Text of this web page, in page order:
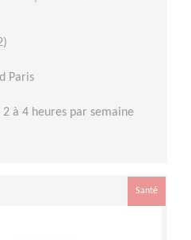
Paris
2 à 4 heures par semaine
Santé